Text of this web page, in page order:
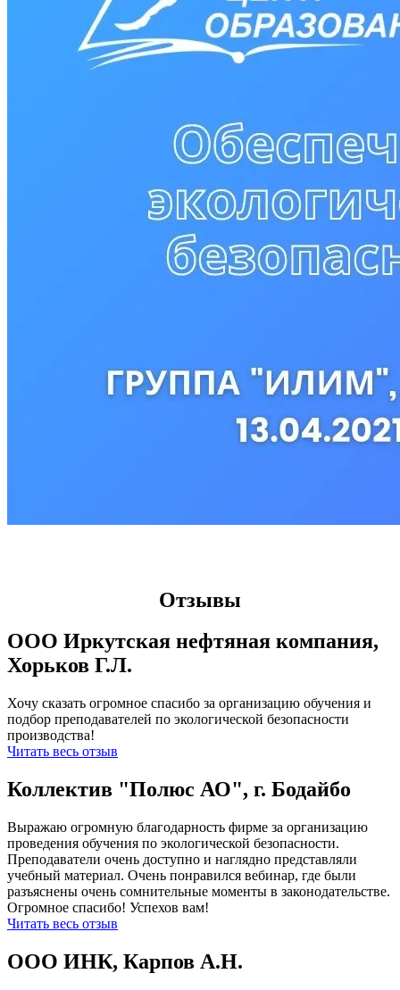
​Отзывы​​
ООО Иркутская нефтяная компания,
Хорьков Г.Л.
Хочу сказать огромное спасибо за организацию обучения и
подбор преподавателей по экологической безопасности
производства!
Читать весь отзыв
Коллектив "Полюс АО", г. Бодайбо
Выражаю огромную благодарность фирме за организацию
проведения обучения по экологической безопасности.
Преподаватели очень доступно и наглядно представляли
учебный материал. Очень понравился вебинар, где были
разъяснены очень сомнительные моменты в законодательстве.
Огромное спасибо! Успехов вам!
Читать весь отзыв
ООО ИНК, Карпов А.Н.